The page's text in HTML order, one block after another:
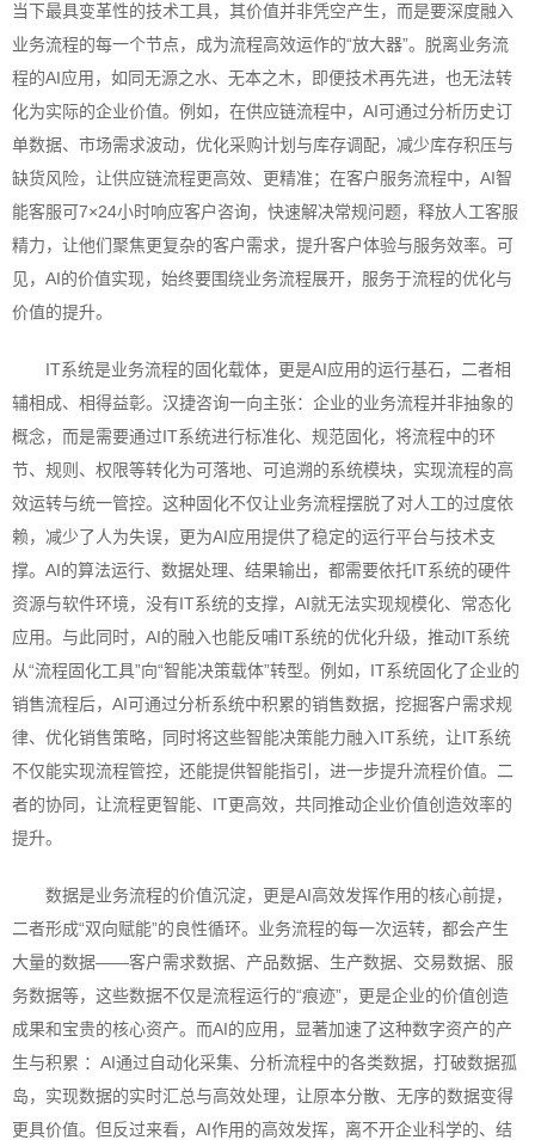
当下最具变革性的技术工具，其价值并非凭空产生，而是要深度融入
业务流程的每一个节点，成为流程高效运作的“放大器”。脱离业务流
程的AI应用，如同无源之水、无本之木，即便技术再先进，也无法转
化为实际的企业价值。例如，在供应链流程中，AI可通过分析历史订
单数据、市场需求波动，优化采购计划与库存调配，减少库存积压与
缺货风险，让供应链流程更高效、更精准；在客户服务流程中，AI智
能客服可7×24小时响应客户咨询，快速解决常规问题，释放人工客服
精力，让他们聚焦更复杂的客户需求，提升客户体验与服务效率。可
见，AI的价值实现，始终要围绕业务流程展开，服务于流程的优化与
价值的提升。
IT系统是业务流程的固化载体，更是AI应用的运行基石，二者相
辅相成、相得益彰。汉捷咨询一向主张：企业的业务流程并非抽象的
概念，而是需要通过IT系统进行标准化、规范固化，将流程中的环
节、规则、权限等转化为可落地、可追溯的系统模块，实现流程的高
效运转与统一管控。这种固化不仅让业务流程摆脱了对人工的过度依
赖，减少了人为失误，更为AI应用提供了稳定的运行平台与技术支
撑。AI的算法运行、数据处理、结果输出，都需要依托IT系统的硬件
资源与软件环境，没有IT系统的支撑，AI就无法实现规模化、常态化
应用。与此同时，AI的融入也能反哺IT系统的优化升级，推动IT系统
从“流程固化工具”向“智能决策载体”转型。例如，IT系统固化了企业的
销售流程后，AI可通过分析系统中积累的销售数据，挖掘客户需求规
律、优化销售策略，同时将这些智能决策能力融入IT系统，让IT系统
不仅能实现流程管控，还能提供智能指引，进一步提升流程价值。二
者的协同，让流程更智能、IT更高效，共同推动企业价值创造效率的
提升。
数据是业务流程的价值沉淀，更是AI高效发挥作用的核心前提，
二者形成“双向赋能”的良性循环。业务流程的每一次运转，都会产生
大量的数据——客户需求数据、产品数据、生产数据、交易数据、服
务数据等，这些数据不仅是流程运行的“痕迹”，更是企业的价值创造
成果和宝贵的核心资产。而AI的应用，显著加速了这种数字资产的产
生与积累 ：AI通过自动化采集、分析流程中的各类数据，打破数据孤
岛，实现数据的实时汇总与高效处理，让原本分散、无序的数据变得
更具价值。但反过来看，AI作用的高效发挥，离不开企业科学的、结